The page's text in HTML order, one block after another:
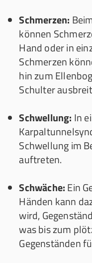
Schmerzen:
können
Hand oder in
Schmerzen
hin zum
Schulter
Schwellung: In
Schwellung im
auftreten.
Schwäche:Ein
Händen kann
wird,
was bis zum
Gegenständen